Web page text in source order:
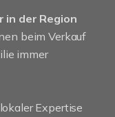
in der Region
beim Verkauf
immer
Expertise